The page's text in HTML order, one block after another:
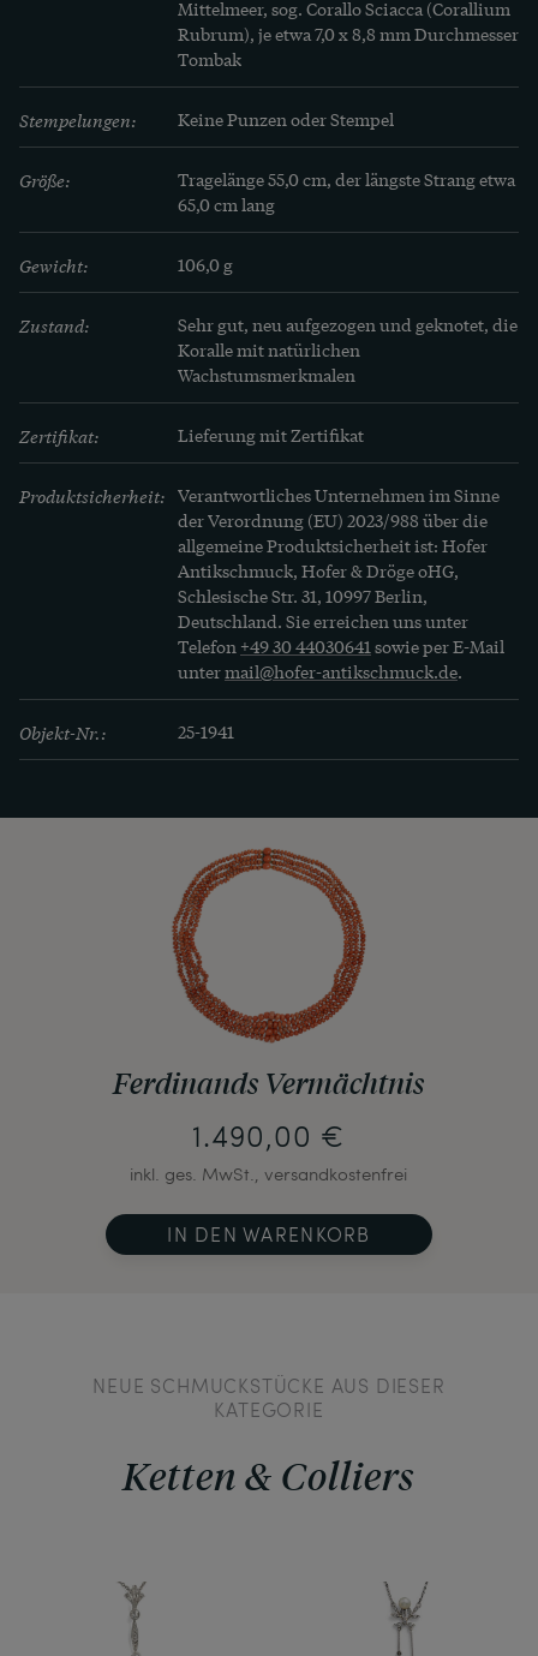
Tönnchen geschnittene Korallen aus den Jahren
um 1900 mit dem charakteristischen Lachston,
Die Stränge sind im Verlauf angeordnet, das
heißt, sie werden zur Mitte hin dicker. Die
Korallen zeigen eine schöne Farbvariation aus
helleren und dunkleren Lachstönen sowie einige
natürliche Wachstumsspuren. Der große
ließen, wird von seiner originalen Schließe aus
Tombak gehalten. Ein prachtvolles
Schmuckstück mit ganz eigener Geschichte!
Mittelmeer, sog. Corallo Sciacca (Corallium
Rubrum), je etwa 7,0 x 8,8 mm Durchmesser
Tombak
Stempelungen: Keine Punzen oder Stempel
Größe:
Tragelänge 55,0 cm, der längste Strang etwa
65,0 cm lang
Gewicht: 106,0 g
Zustand:
Sehr gut, neu aufgezogen und geknotet, die
Koralle mit natürlichen
Wachstumsmerkmalen
Zertifikat: Lieferung mit Zertifikat
Produktsicherheit: Verantwortliches Unternehmen im Sinne
der Verordnung (EU) 2023/988 über die
allgemeine Produktsicherheit ist: Hofer
Antikschmuck, Hofer & Dröge oHG,
Schlesische Str. 31, 10997 Berlin,
Deutschland. Sie erreichen uns unter
Telefon +49 30 44030641sowie per E-Mail
untermail@hofer-antikschmuck.de.
Objekt-Nr.: 25-1941
Ferdinands Vermächtnis
1.490,00 €
inkl. ges. MwSt., versandkostenfrei
IN DEN WARENKORB
NEUE SCHMUCKSTÜCKE AUS DIESER
KATEGORIE
Ketten & Colliers